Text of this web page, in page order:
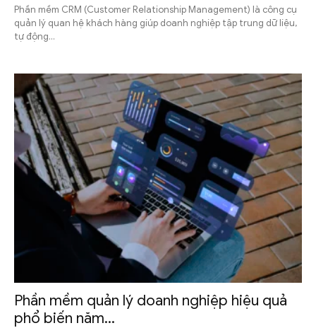
Phần mềm CRM (Customer Relationship Management) là công cụ
quản lý quan hệ khách hàng giúp doanh nghiệp tập trung dữ liệu,
tự động...
Phần mềm quản lý doanh nghiệp hiệu quả
phổ biến năm...